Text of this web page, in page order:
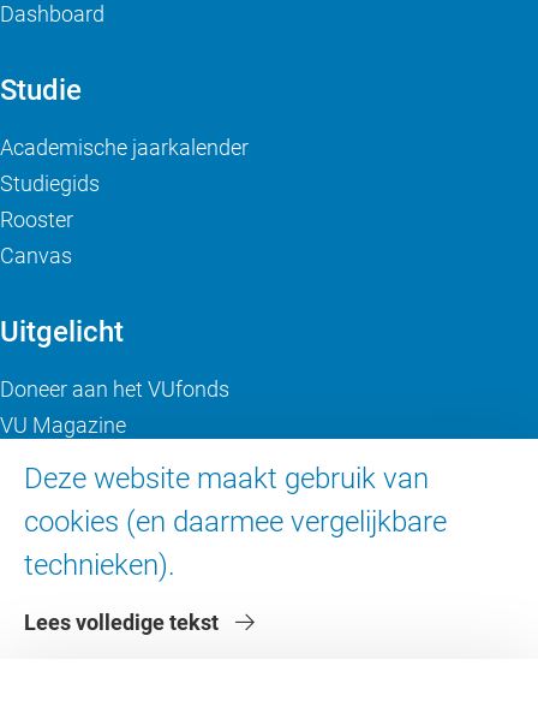
Deze website maakt gebruik van
cookies (en daarmee vergelijkbare
technieken).
Lees volledige tekst
Dashboard
Studie
Academische jaarkalender
Studiegids
Rooster
Canvas
Uitgelicht
Doneer aan het VUfonds
VU Magazine
Over de VU
Contact en route